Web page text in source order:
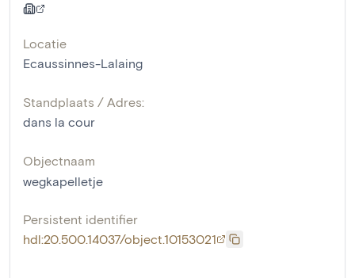
Locatie
Ecaussinnes-Lalaing
Standplaats / Adres:
dans la cour
Objectnaam
wegkapelletje
Persistent identifier
hdl:20.500.14037/object.10153021